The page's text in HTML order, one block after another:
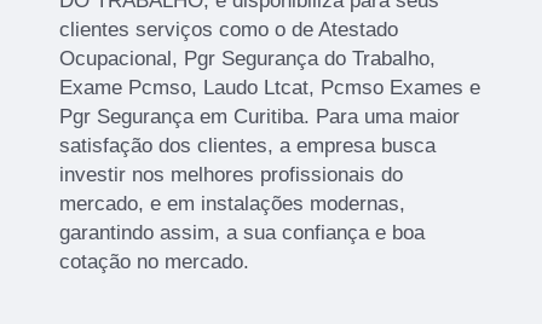
clientes serviços como o de Atestado
Ocupacional, Pgr Segurança do Trabalho,
Exame Pcmso, Laudo Ltcat, Pcmso Exames e
Pgr Segurança em Curitiba. Para uma maior
satisfação dos clientes, a empresa busca
investir nos melhores profissionais do
mercado, e em instalações modernas,
garantindo assim, a sua confiança e boa
cotação no mercado.